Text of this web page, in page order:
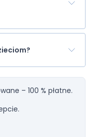
– 100 % płatne.